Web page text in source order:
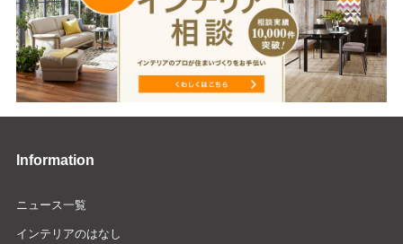
Information
ニュース一覧
インテリアのはなし